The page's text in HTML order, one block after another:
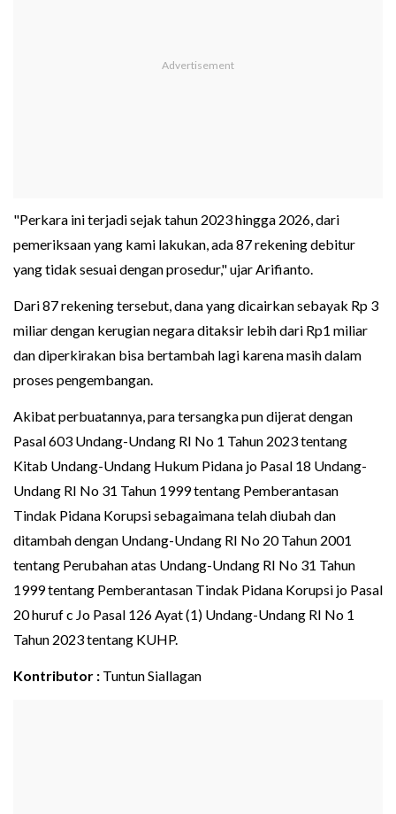
"Perkara ini terjadi sejak tahun 2023 hingga 2026, dari
pemeriksaan yang kami lakukan, ada 87 rekening debitur
yang tidak sesuai dengan prosedur," ujar Arifianto.
Dari 87 rekening tersebut, dana yang dicairkan sebayak Rp 3
miliar dengan kerugian negara ditaksir lebih dari Rp1 miliar
dan diperkirakan bisa bertambah lagi karena masih dalam
proses pengembangan.
Akibat perbuatannya, para tersangka pun dijerat dengan
Pasal 603 Undang-Undang RI No 1 Tahun 2023 tentang
Kitab Undang-Undang Hukum Pidana jo Pasal 18 Undang-
Undang RI No 31 Tahun 1999 tentang Pemberantasan
Tindak Pidana Korupsi sebagaimana telah diubah dan
ditambah dengan Undang-Undang RI No 20 Tahun 2001
tentang Perubahan atas Undang-Undang RI No 31 Tahun
1999 tentang Pemberantasan Tindak Pidana Korupsi jo Pasal
20 huruf c Jo Pasal 126 Ayat (1) Undang-Undang RI No 1
Tahun 2023 tentang KUHP.
Kontributor : Tuntun Siallagan